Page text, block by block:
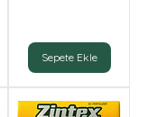
Sepete Ekle